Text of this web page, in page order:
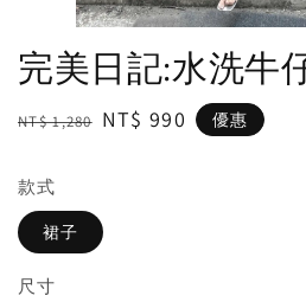
完美日記:水洗牛
Regular
NT$ 1,280 Sale
NT$ 990 優惠
款式
裙子
尺寸